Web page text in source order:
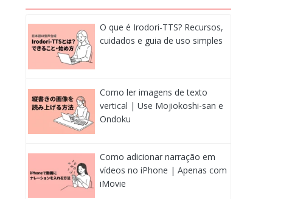
O que é Irodori-TTS? Recursos,
cuidados e guia de uso simples
Como ler imagens de texto
vertical | Use Mojiokoshi-san e
Ondoku
Como adicionar narração em
vídeos no iPhone | Apenas com
iMovie